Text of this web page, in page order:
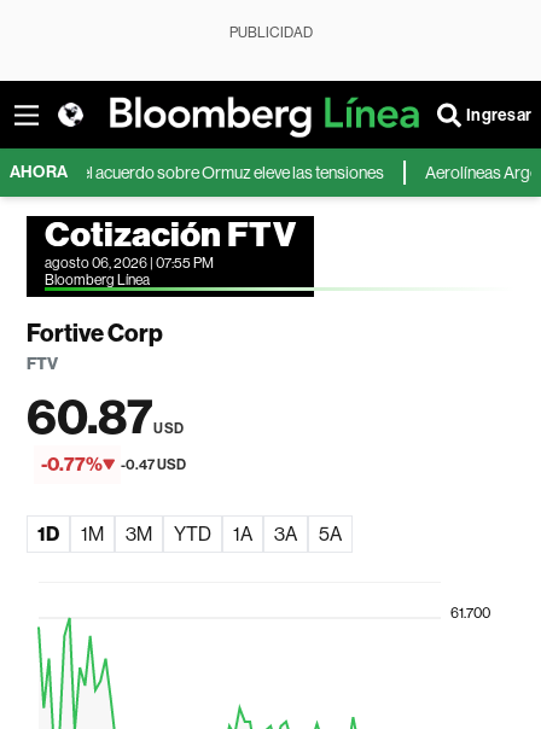
PUBLICIDAD
Ingresar
AHORA
el acuerdo sobre Ormuz eleve las tensiones Aerolíneas Argentinas
Cotización FTV
agosto 06, 2026 | 07:55 PM
Bloomberg Línea
Fortive Corp
FTV
60.87USD
-0.77% -0.47 USD
1D 1M 3M YTD 1A 3A 5A
61.700